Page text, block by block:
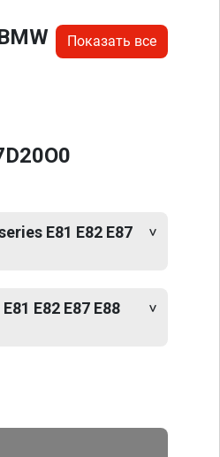
Показать все
E81 E82 E87
E82 E87 E88